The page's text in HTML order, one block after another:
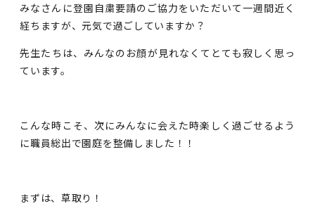
みなさんに登園自粛要請のご協力をいただいて一週間近く
経ちますが、元気で過ごしていますか？
先生たちは、みんなのお顔が見れなくてとても寂しく思っ
ています。
こんな時こそ、次にみんなに会えた時楽しく過ごせるよう
に職員総出で園庭を整備しました！！
まずは、草取り！